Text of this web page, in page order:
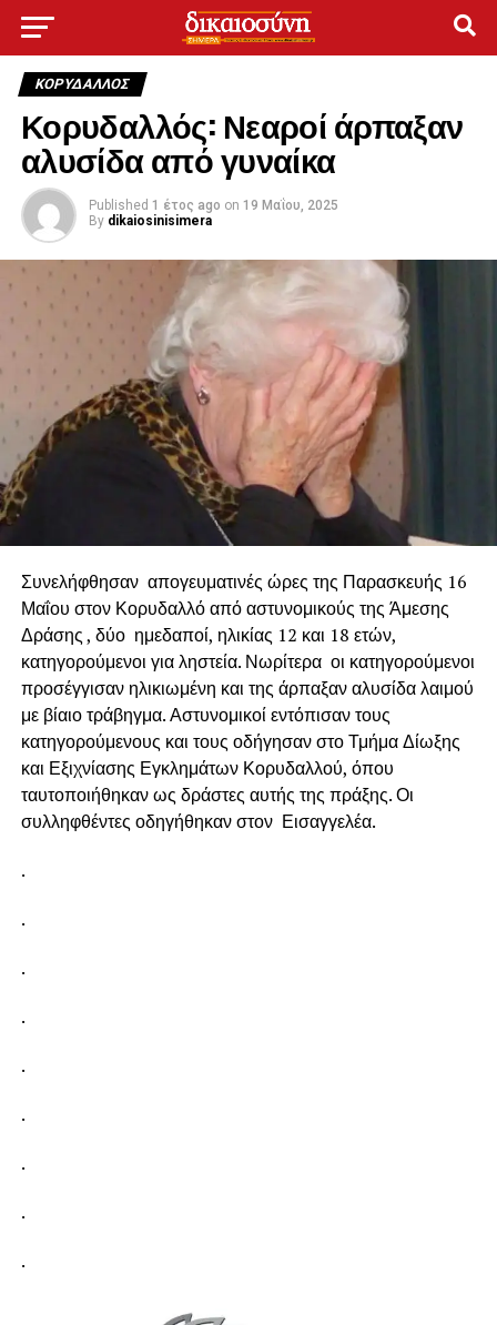
ΚΟΡΥΔΑΛΛΟΣ
Κορυδαλλός: Νεαροί άρπαξαν
αλυσίδα από γυναίκα
Published 1 έτος ago on 19 Μαΐου, 2025
By dikaiosinisimera
Συνελήφθησαν απογευματινές ώρες της Παρασκευής 16
Μαΐου στον Κορυδαλλό από αστυνομικούς της Άμεσης
Δράσης , δύο ημεδαποί, ηλικίας 12 και 18 ετών,
κατηγορούμενοι για ληστεία. Νωρίτερα οι κατηγορούμενοι
προσέγγισαν ηλικιωμένη και της άρπαξαν αλυσίδα λαιμού
με βίαιο τράβηγμα. Αστυνομικοί εντόπισαν τους
κατηγορούμενους και τους οδήγησαν στο Τμήμα Δίωξης
και Εξιχνίασης Εγκλημάτων Κορυδαλλού, όπου
ταυτοποιήθηκαν ως δράστες αυτής της πράξης. Οι
συλληφθέντες οδηγήθηκαν στον Εισαγγελέα.
.
.
.
.
.
.
.
.
.